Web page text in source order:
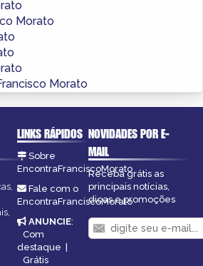
Morato
Morato
LINKS RÁPIDOS
Sobre
EncontraFranciscoMorato
Fale com o
EncontraFranciscoMorato
ANUNCIE:
Com
destaque
Grátis
NOVIDADES POR E-
MAIL
Receba grátis as
principais notícias,
dicas e promoções